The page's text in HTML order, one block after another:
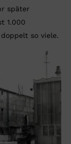
später
1.000
so viele.